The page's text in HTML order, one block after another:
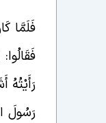
فَلَمَّا
رَسُولَ